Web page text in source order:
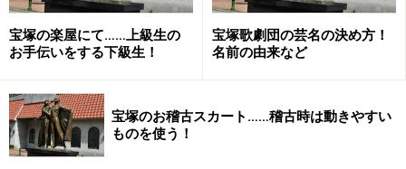
宝塚の楽屋にて……上級生の
お手伝いをする下級生！
宝塚歌劇団の芸名の決め方！
名前の由来など
宝塚のお稽古スカート……稽古時は動きやすい
ものを使う！